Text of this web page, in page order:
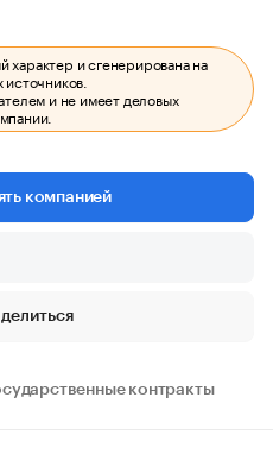
и сгенерирована на
и не имеет деловых
компанией
контракты